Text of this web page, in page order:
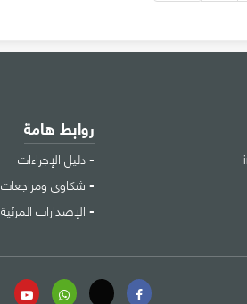
روابط هامة
دليل الإجراءات
شكاوى ومراجعات
الإصدارات المرئية